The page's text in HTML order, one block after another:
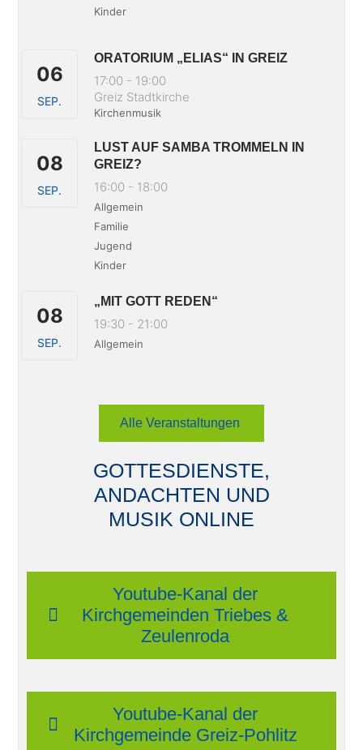
Kinder
06
SEP.
ORATORIUM „ELIAS“ IN GREIZ
17:00 - 19:00
Greiz Stadtkirche
Kirchenmusik
08
SEP.
LUST AUF SAMBA TROMMELN IN
GREIZ?
16:00 - 18:00
Allgemein
Familie
Jugend
Kinder
08
SEP.
„MIT GOTT REDEN“
19:30 - 21:00
Allgemein
Alle Veranstaltungen
GOTTESDIENSTE,
ANDACHTEN UND
MUSIK ONLINE
Youtube-Kanal der
Kirchgemeinden Triebes &
Zeulenroda
Youtube-Kanal der
Kirchgemeinde Greiz-Pohlitz